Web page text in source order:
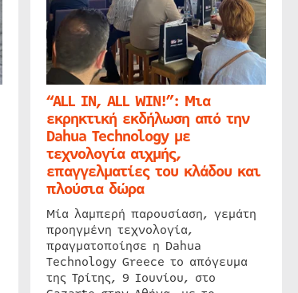
“ALL IN, ALL WIN!”: Μια
εκρηκτική εκδήλωση από την
Dahua Technology με
τεχνολογία αιχμής,
επαγγελματίες του κλάδου και
πλούσια δώρα
Μία λαμπερή παρουσίαση, γεμάτη
προηγμένη τεχνολογία,
πραγματοποίησε η Dahua
Technology Greece το απόγευμα
της Τρίτης, 9 Ιουνίου, στο